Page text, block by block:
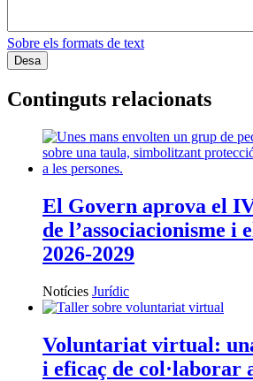
Sobre els formats de text
Continguts relacionats
El Govern aprova el
de l’associacionisme i
2026-2029
Notícies Jurídic
Voluntariat virtual:
i eficaç de col·laborar